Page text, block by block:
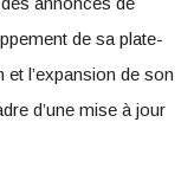
de sa plate-
l’expansion de son
d’une mise à jour